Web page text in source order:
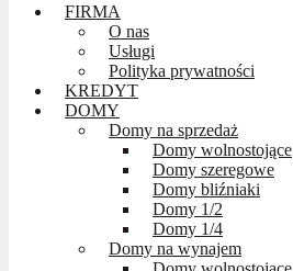
FIRMA
O nas
Usługi
Polityka prywatności
KREDYT
DOMY
Domy na sprzedaż
Domy wolnostojące
Domy szeregowe
Domy bliźniaki
Domy 1/2
Domy 1/4
Domy na wynajem